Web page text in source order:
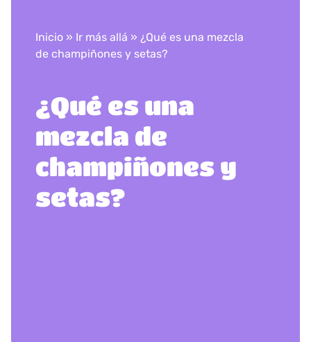
Inicio» Ir más allá » ¿Qué es una mezcla
de champiñones y setas?
¿Qué es una
mezcla de
champiñones y
setas?